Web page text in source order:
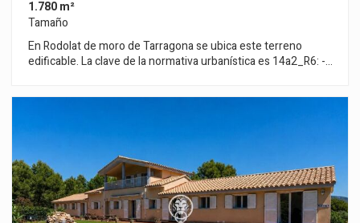
1.780 m²
Tamaño
En Rodolat de moro de Tarragona se ubica este terreno
edificable. La clave de la normativa urbanística es 14a2_R6: -
del Moro es un pequeño barrio residencial y boscoso situado
al norte de Tarragona, conocido por su entorno natural, rutas
de senderismo cercanas y baja densidad de población.